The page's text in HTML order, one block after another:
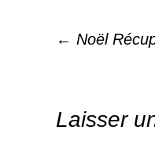
← Noël
Laisser